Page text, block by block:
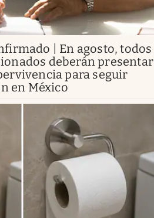
| En agosto, todos
deberán presentar
para seguir
en México